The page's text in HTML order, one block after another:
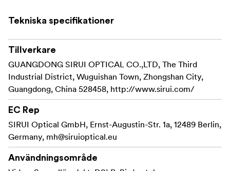
med stöd.
Och samtidigt ger den smidig och kompakt design.
Max höjd (inklusive VA-5X huvud) är 153 cm.
Den maximala belastningen på 18 kg och den
maximala rördiametern på 32 mm har stark
stabilitet, vilket gör det möjligt att bära tung
utrustning eller ett stort antal
fotograferingstillbehör.
Halvautomatiska flipplås är utformade för att ge tre
Tekniska specifikationer
Tillverkare
GUANGDONG SIRUI OPTICAL CO.,LTD, The Third
Industrial District, Wuguishan Town, Zhongshan City,
Guangdong, China 528458, http://www.sirui.com/
EC Rep
SIRUI Optical GmbH, Ernst-Augustin-Str. 1a, 12489 Berlin,
Germany, mh@siruioptical.eu
Användningsområde